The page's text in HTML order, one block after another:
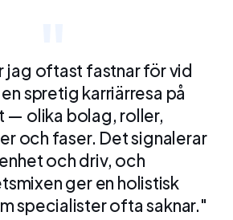
jag oftast fastnar för vid
spretig karriärresa på
— olika bolag, roller,
och faser. Det signalerar
och driv, och
ger en holistisk
specialister ofta saknar."